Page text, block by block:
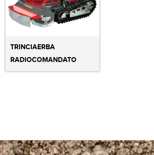
TRINCIAERBA
RADIOCOMANDATO